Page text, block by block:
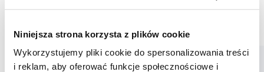
Niniejsza strona korzysta z plików cookie
Wykorzystujemy pliki cookie do spersonalizowania treści
i reklam, aby oferować funkcje społecznościowe i